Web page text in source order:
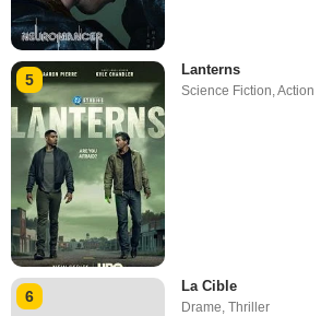
5
Lanterns
Science Fiction ,Action
6
La Cible
Drame,Thriller